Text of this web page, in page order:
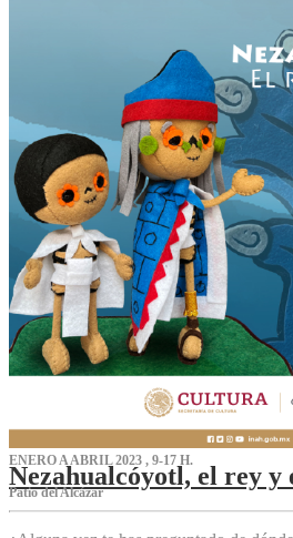
ENERO A ABRIL 2023 , 9-17 H.
Nezahualcóyotl, el rey y
Patio del Alcázar